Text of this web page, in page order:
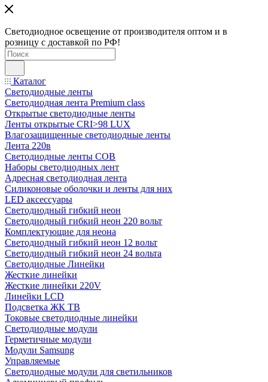
Светодиодное освещение от производителя оптом и в
розницу с доставкой по РФ!
Каталог
Светодиодные ленты
Светодиодная лента Premium class
Открытые светодиодные ленты
Ленты открытые CRI>98 LUX
Влагозащищенные светодиодные ленты
Лента 220в
Светодиодные ленты COB
Наборы светодиодных лент
Адресная светодиодная лента
Силиконовые оболочки и ленты для них
LED аксессуары
Светодиодный гибкий неон
Светодиодный гибкий неон 220 вольт
Комплектующие для неона
Светодиодный гибкий неон 12 вольт
Светодиодный гибкий неон 24 вольта
Светодиодные Линейки
Жесткие линейки
Жесткие линейки 220V
Линейки LCD
Подсветка ЖК ТВ
Токовые светодиодные линейки
Светодиодные модули
Герметичные модули
Модули Samsung
Управляемые
Светодиодные модули для светильников